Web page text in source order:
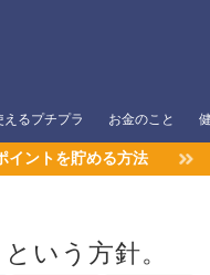
えるプチプラ お金のこと
イントを貯める方法
いう方針。